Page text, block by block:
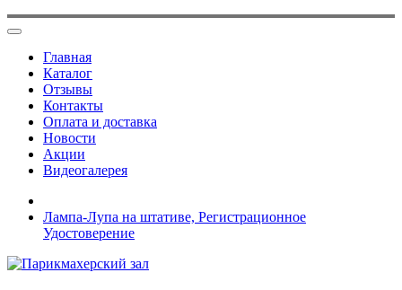
Главная
Каталог
Отзывы
Контакты
Оплата и доставка
Новости
Акции
Видеогалерея
Лампа-Лупа на штативе, Регистрационное
Удостоверение